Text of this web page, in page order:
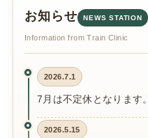
お知らせ NEWS STATION
Information from Train Clinic
2026.7.1
7月は不定休となります。
2026.5.15